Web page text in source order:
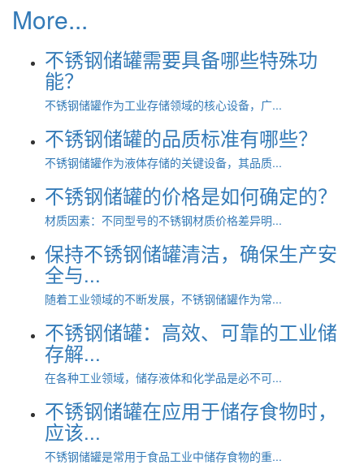
More...
不锈钢储罐需要具备哪些特殊功
能？
不锈钢储罐作为工业存储领域的核心设备，广...
不锈钢储罐的品质标准有哪些？
不锈钢储罐作为液体存储的关键设备，其品质...
不锈钢储罐的价格是如何确定的？
材质因素：不同型号的不锈钢材质价格差异明...
保持不锈钢储罐清洁，确保生产安
全与...
随着工业领域的不断发展，不锈钢储罐作为常...
不锈钢储罐：高效、可靠的工业储
存解...
在各种工业领域，储存液体和化学品是必不可...
不锈钢储罐在应用于储存食物时，
应该...
不锈钢储罐是常用于食品工业中储存食物的重...